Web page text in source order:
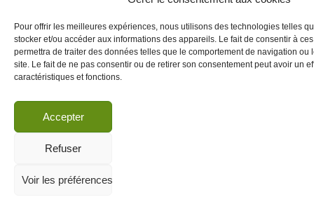
Pour offrir les meilleures expériences, nous utilisons des technologies telles
stocker et/ou accéder aux informations des appareils. Le fait de consentir à
permettra de traiter des données telles que le comportement de navigation ou
site. Le fait de ne pas consentir ou de retirer son consentement peut avoir un
caractéristiques et fonctions.
Accepter
Refuser
Voir les préférences